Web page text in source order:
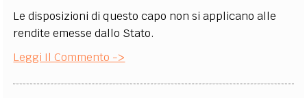
Le disposizioni di questo capo non si applicano alle
rendite emesse dallo Stato.
Leggi Il Commento ->